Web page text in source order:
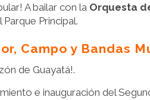
A bailar con la Orquesta
Principal.
Campo y Bandas
de Guayatá!.
e inauguración del